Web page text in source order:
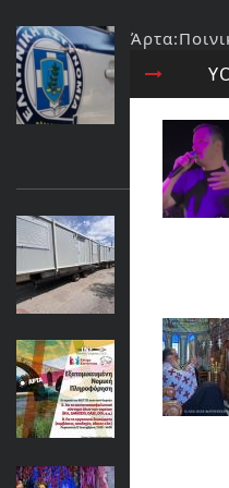
Δήμος
ΑΡΤΑ:Ο